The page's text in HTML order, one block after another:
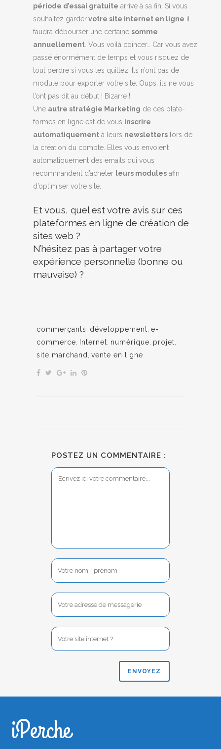
période d’essai gratuite arrive à sa fin. Si vous
souhaitez gardervotre site internet en ligne il
faudra débourser une certainesomme
annuellement . Vous voilà coincer… Car vous avez
passé énormément de temps et vous risquez de
tout perdre si vous les quittez. Ils n’ont pas de
module pour exporter votre site. Oups, ils ne vous
l’ont pas dit au début ! Bizarre !
Une autre stratégie Marketing de ces plate-
formes en ligne est de vous inscrire
automatiquement à leurs newsletters lors de
la création du compte. Elles vous envoient
automatiquement des emails qui vous
recommandent d’acheter leurs modules afin
d’optimiser votre site.
Et vous, quel est votre avis sur ces
plateformes en ligne de création de
sites web ?
N’hésitez pas à partager votre
expérience personnelle (bonne ou
mauvaise) ?
commerçants développement e-
commerce
Internet numérique projet
site marchand
vente en ligne
POSTEZ UN COMMENTAIRE :
iPerche.fr
iPerche